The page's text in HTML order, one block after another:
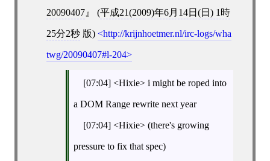
20090407 (平成21(2009)年6月14日(日) 1時
25分2秒版) http://krijnhoetmer.nl/irc-logs/wha
twg/20090407#l-204
[07:04] <Hixie> i might be roped into
a DOM Range rewrite next year
[07:04] <Hixie> (there's growing
pressure to fix that spec)